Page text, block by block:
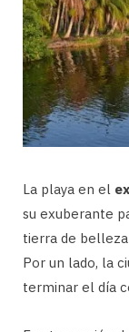
La playa en el
su exuberante
tierra de
Por un lado, la
terminar el día